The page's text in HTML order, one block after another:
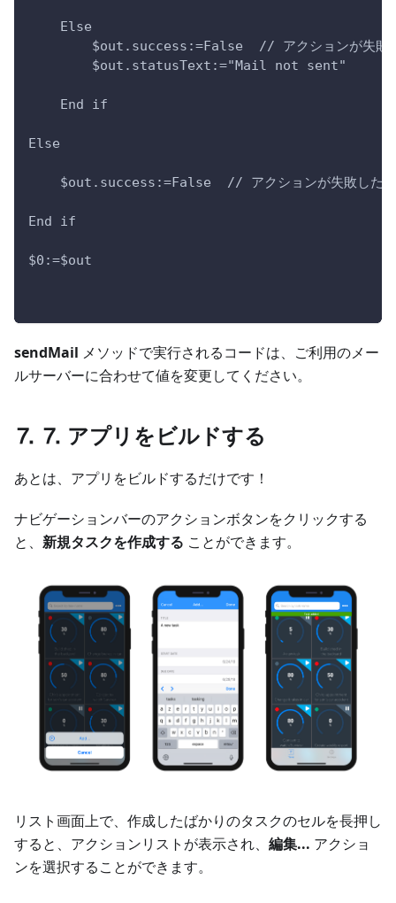
    Else
$out.success:=False  // アクションが失敗し
        $out.statusText:="Mail not sent"
    End if
Else
$out.success:=False  // アクションが失敗したこ
End if
$0:=$out
sendMail メソッドで実行されるコードは、ご利用のメー
ルサーバーに合わせて値を変更してください。
⒎ ⒎ アプリをビルドする
あとは、アプリをビルドするだけです！
ナビゲーションバーのアクションボタンをクリックする
と、 新規タスクを作成する ことができます。
リスト画面上で、作成したばかりのタスクのセルを長押し
すると、アクションリストが表示され、 編集... アクショ
ンを選択することができます。